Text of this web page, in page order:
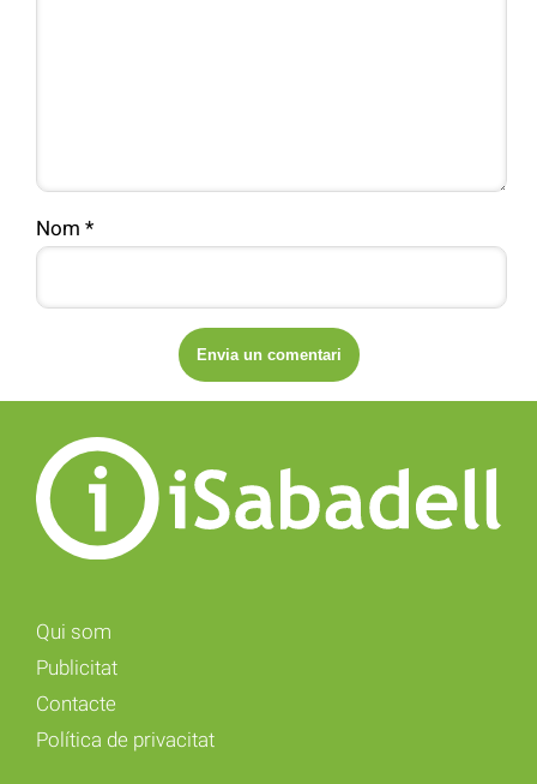
Nom *
Qui som
Publicitat
Contacte
Política de privacitat